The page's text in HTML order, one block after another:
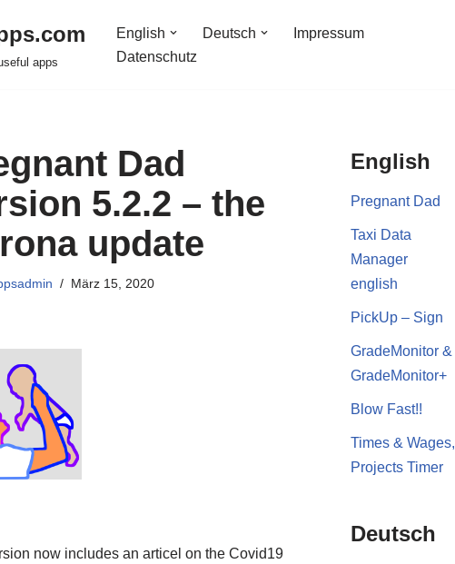
apps
English Deutsch
Impressum
Datenschutz
Dad
5.2.2 – the
update
März 15, 2020
now includes an articel on the Covid19
English
Pregnant Dad
Taxi Data
Manager
english
PickUp – Sign
GradeMonitor &
GradeMonitor+
Blow Fast!!
Times & Wages,
Projects Timer
Deutsch